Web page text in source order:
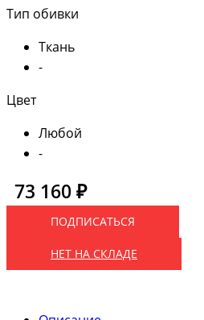
Тип обивки
Ткань
-
Цвет
Любой
-
73 160 ₽
ПОДПИСАТЬСЯ
НЕТ НА СКЛАДЕ